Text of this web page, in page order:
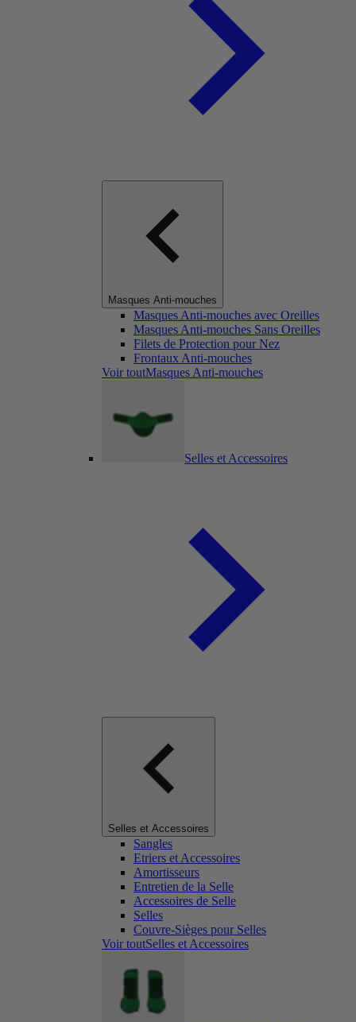
Masques Anti-mouches
Masques Anti-mouches avec Oreilles
Masques Anti-mouches Sans Oreilles
Filets de Protection pour Nez
Frontaux Anti-mouches
Voir toutMasques Anti-mouches
Selles et Accessoires
Selles et Accessoires
Sangles
Etriers et Accessoires
Amortisseurs
Entretien de la Selle
Accessoires de Selle
Selles
Couvre-Sièges pour Selles
Voir toutSelles et Accessoires